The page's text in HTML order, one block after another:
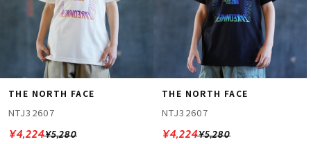
THE NORTH FACE
NTJ32607
¥5,280
¥4,224
THE NORTH FACE
NTJ32607
¥5,280
¥4,224